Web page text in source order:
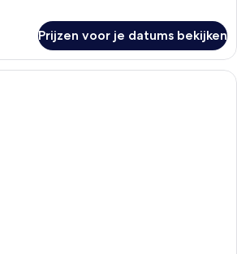
Prijzen voor je datums bekijken